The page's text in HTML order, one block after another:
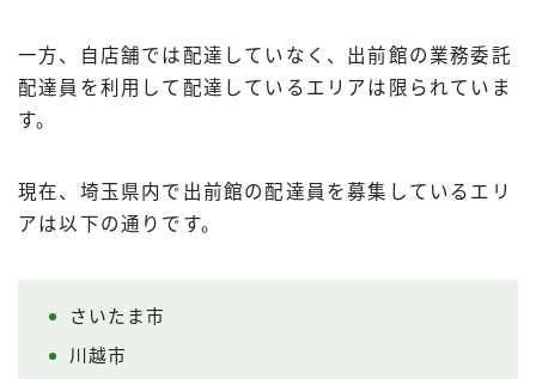
一方、自店舗では配達していなく、出前館の業務委託
配達員を利用して配達しているエリアは限られていま
す。
現在、埼玉県内で出前館の配達員を募集しているエリ
アは以下の通りです。
さいたま市
川越市